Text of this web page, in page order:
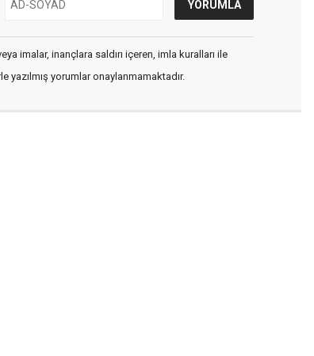
imalar, inançlara saldırı içeren, imla kuralları ile
yazılmış yorumlar onaylanmamaktadır.